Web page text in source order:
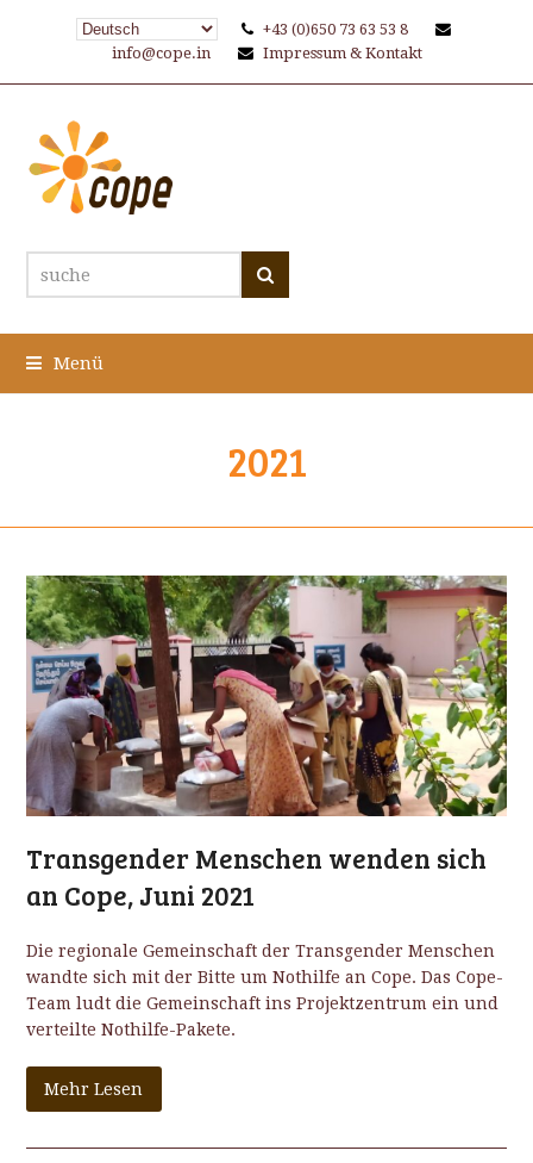
+43 (0)650 73 63 53 8
info@cope.in
Impressum & Kontakt
suche
Menü
2021
Transgender Menschen wenden sich
an Cope, Juni 2021
Die regionale Gemeinschaft der Transgender Menschen
wandte sich mit der Bitte um Nothilfe an Cope. Das Cope-
Team ludt die Gemeinschaft ins Projektzentrum ein und
verteilte Nothilfe-Pakete.
Mehr Lesen